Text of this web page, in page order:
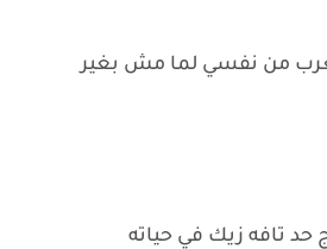
من نفسي لما مش بغير
تافه زيك في حياته